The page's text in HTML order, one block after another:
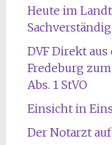
Heute im
DVF Direkt
Fredeburg
Abs. 1 StVO
Einsicht in
Der Notarzt